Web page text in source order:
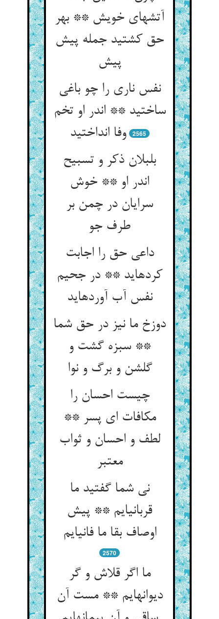
آتشهای خویش ** بهر
حق کشتید جمله پیش
پیش‏
نفس ناری را چو باغی
ساختید ** اندر او تخم
وفا انداختید
2565
بلبلان ذکر و تسبیح
اندر او ** خوش
سرایان در چمن بر
طرف جو
داعی حق را اجابت
کرده‏اید ** در جحیم
نفس آب آورده‏اید
دوزخ ما نیز در حق شما
** سبزه گشت و
گلشن و برگ و نوا
چیست احسان را
مکافات ای پسر **
لطف و احسان و ثواب
معتبر
نی شما گفتید ما
قربانی‏ایم ** پیش
اوصاف بقا ما فانی‏ایم‏
2570
ما اگر قلاش و گر
دیوانه‏ایم ** مست آن